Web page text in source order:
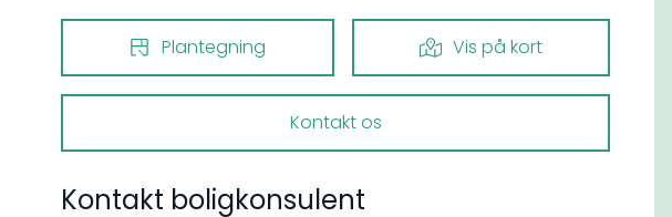
Plantegning Vis på kort
Kontakt os
Kontakt boligkonsulent